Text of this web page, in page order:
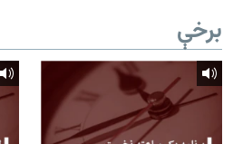
د ازادې اروپا/ ازادي راډيو ټولې پاڼې
برخې